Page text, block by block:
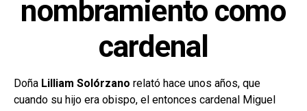
nombramiento como
cardenal
Doña Lilliam Solórzano relató hace unos años, que
cuando su hijo era obispo, el entonces cardenal Miguel